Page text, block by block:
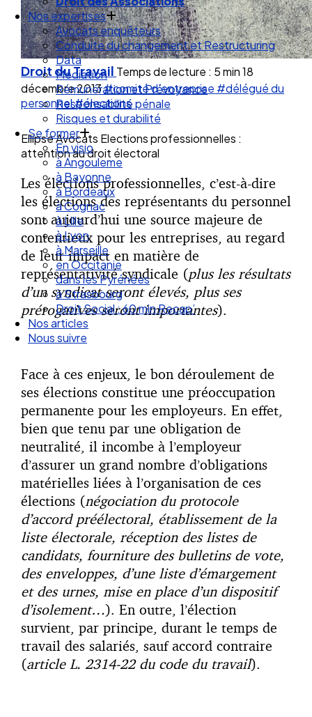
Droit des Associations
Nos expertises
Avocats enquêteurs
Conduite du changement et Restructuring
Data
Médiation
Rémunération et Prévoyance
Responsabilité pénale
Risques et durabilité
Se former
En visio
à Angouleme
à Bayonne
à Bordeaux
à Cognac
à Lille
à Lyon
à Marseille
en Occitanie
dans les Pyrénées
à Strasbourg
Droit Social : 60 min Recap’
Nos articles
Droit du Travail Temps de lecture : 5 min18
décembre 2013#comité d'entreprise #délégué du
personnel#élections
Ellipse Avocats Elections professionnelles :
attention au droit électoral
Les élections professionnelles, c’est-à-dire
les élections des représentants du personnel
sont aujourd’hui une source majeure de
contentieux pour les entreprises, au regard
de leur impact en matière de
représentativité syndicale (plus les résultats
d’un syndicat seront élevés, plus ses
prérogatives seront importantes).
Face à ces enjeux, le bon déroulement de
ses élections constitue une préoccupation
permanente pour les employeurs. En effet,
bien que tenu par une obligation de
neutralité, il incombe à l’employeur
d’assurer un grand nombre d’obligations
matérielles liées à l’organisation de ces
élections (négociation du protocole
d’accord préélectoral, établissement de la
liste électorale, réception des listes de
candidats, fourniture des bulletins de vote,
des enveloppes, d’une liste d’émargement
et des urnes, mise en place d’un dispositif
d’isolement…). En outre, l’élection
survient, par principe, durant le temps de
travail des salariés, sauf accord contraire
(article L. 2314-22 du code du travail).